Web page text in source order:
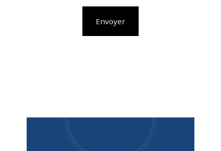
Envoyer